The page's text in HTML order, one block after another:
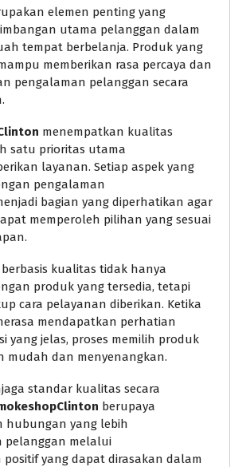
elemen penting yang
utama pelanggan dalam
tempat berbelanja. Produk yang
memberikan rasa percaya dan
pengalaman pelanggan secara
menempatkan kualitas
satu prioritas utama
layanan. Setiap aspek yang
pengalaman
bagian yang diperhatikan agar
memperoleh pilihan yang sesuai
kualitas tidak hanya
produk yang tersedia, tetapi
cara pelayanan diberikan. Ketika
mendapatkan perhatian
yang jelas, proses memilih produk
mudah dan menyenangkan.
standar kualitas secara
berupaya
hubungan yang lebih
pelanggan melalui
positif yang dapat dirasakan dalam